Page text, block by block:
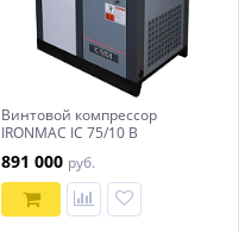
Винтовой компрессор
IRONMAC IC 75/10 B
891 000 руб.